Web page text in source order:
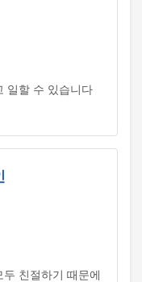
일할 수 있습니다
친절하기 때문에